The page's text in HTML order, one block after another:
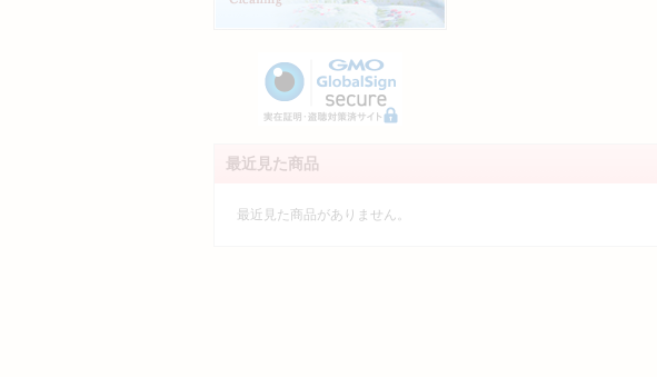
最近見た商品
最近見た商品がありません。